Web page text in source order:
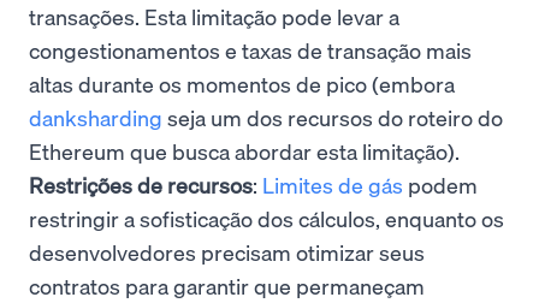
transações. Esta limitação pode levar a
congestionamentos e taxas de transação mais
altas durante os momentos de pico (embora
danksharding seja um dos recursos do roteiro do
Ethereum que busca abordar esta limitação).
Restrições de recursos: Limites de gás podem
restringir a sofisticação dos cálculos, enquanto os
desenvolvedores precisam otimizar seus
contratos para garantir que permaneçam